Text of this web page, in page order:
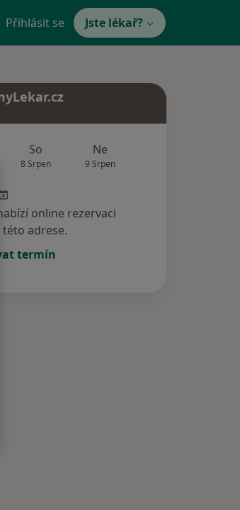
Přihlásit se Jste lékař?
So
8 Srpen
Ne
9 Srpen
online rezervaci
této adrese.
termín